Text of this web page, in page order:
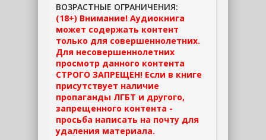
ВОЗРАСТНЫЕ ОГРАНИЧЕНИЯ:
(18+) Внимание! Аудиокнига
может содержать контент
только для совершеннолетних.
Для несовершеннолетних
просмотр данного контента
СТРОГО ЗАПРЕЩЕН! Если в книге
присутствует наличие
пропаганды ЛГБТ и другого,
запрещенного контента -
просьба написать на почту для
удаления материала.